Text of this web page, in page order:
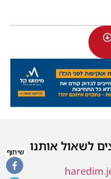
לשאול אותנו שיתוף